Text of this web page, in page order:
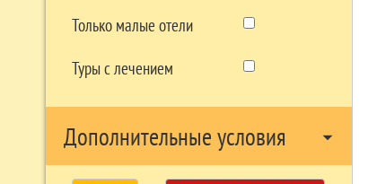
Только малые отели
Туры с лечением
Дополнительные условия arrow_drop_down